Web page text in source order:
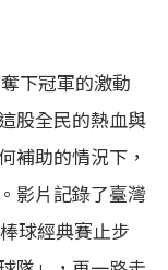
下冠軍的激動
股全民的熱血與
補助的情況下，
影片記錄了臺灣
球經典賽止步